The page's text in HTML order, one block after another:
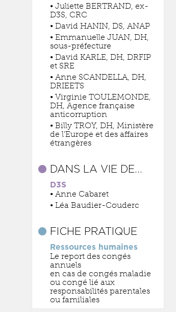
• Juliette BERTRAND, ex-
D3S, CRC
• David HANIN, DS, ANAP
• Emmanuelle JUAN, DH,
sous-préfecture
• David KARLE, DH, DRFIP
et SRE
• Anne SCANDELLA, DH,
DRIEETS
• Virginie TOULEMONDE,
DH, Agence française
anticorruption
• Billy TROY, DH, Ministère
de l’Europe et des affaires
étrangères
DANS LA VIE DE…
D3S
• Anne Cabaret
• Léa Baudier-Couderc
FICHE PRATIQUE
Ressources humaines
Le report des congés
annuels
en cas de congés maladie
ou congé lié aux
responsabilités parentales
ou familiales